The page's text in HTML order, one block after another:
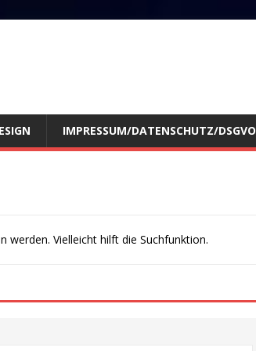
IMPRESSUM/DATENSCHUTZ/DSGVO
werden. Vielleicht hilft die Suchfunktion.